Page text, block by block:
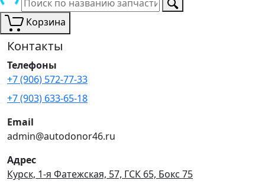
Корзина
Контакты
Телефоны
+7 (906) 572-77-33
+7 (903) 633-65-18
Email
admin@autodonor46.ru
Адрес
Курск, 1-я Фатежская, 57, ГСК 65, Бокс 75